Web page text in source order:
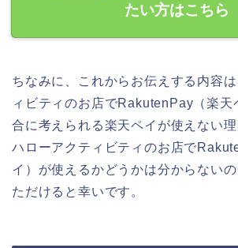
たい方はこちら
ちなみに、これからお伝えする内容
ィビティのお店でRakutenPay（楽天
合に考えられる楽天ペイが使えない
ハローアクティビティのお店で
イ）が使えるかどうかは分からない
ただけると幸いです。